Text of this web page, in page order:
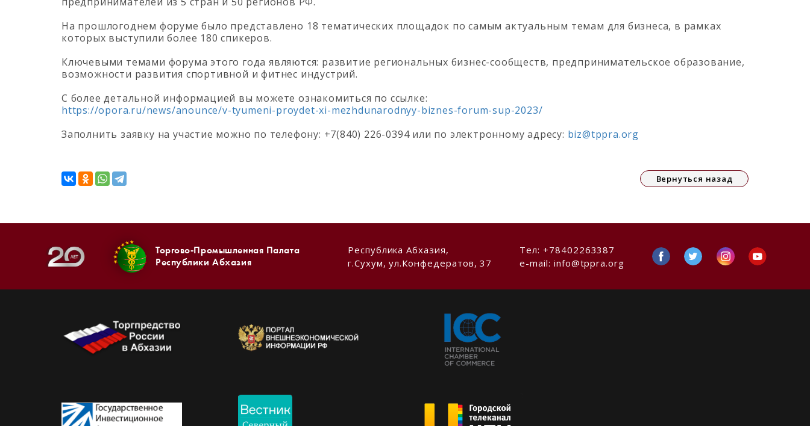
На прошлогоднем форуме было представлено 18 тематических площадок по самым актуальным темам для бизнеса, в рамках
которых выступили более 180 спикеров.
Ключевыми темами форума этого года являются: развитие региональных бизнес-сообществ, предпринимательское образование,
возможности развития спортивной и фитнес индустрий.
С более детальной информацией вы можете ознакомиться по ссылке:
https://opora.ru/news/anounce/v-tyumeni-proydet-xi-mezhdunarodnyy-biznes-forum-sup-2023/
Заполнить заявку на участие можно по телефону: +7(840) 226-0394 или по электронному адресу: biz@tppra.org
Вернуться назад
Торгово-Промышленная Палата
Республики Абхазия
Республика Абхазия,
г.Сухум, ул.Конфедератов, 37
Тел: +78402263387
e-mail: info@tppra.org